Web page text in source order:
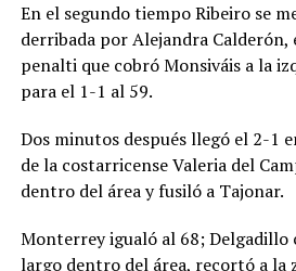
En el segundo tiempo Ribeiro se
derribada por Alejandra
penalti que cobró Monsiváis a la
para el 1-1 al 59.
Dos minutos después llegó el 2-1
de la costarricense Valeria del
dentro del área y fusiló a Tajonar.
Monterrey igualó al 68;
largo dentro del área, recortó a la